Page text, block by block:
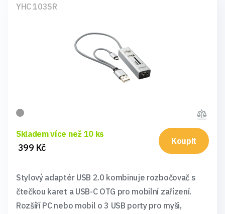
YHC 103SR
Skladem více než 10 ks
399 Kč
Koupit
Stylový adaptér USB 2.0 kombinuje rozbočovač s
čtečkou karet a USB-C OTG pro mobilní zařízení.
Rozšíří PC nebo mobil o 3 USB porty pro myši,